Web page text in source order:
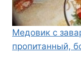
Медовик с
пропитанный,